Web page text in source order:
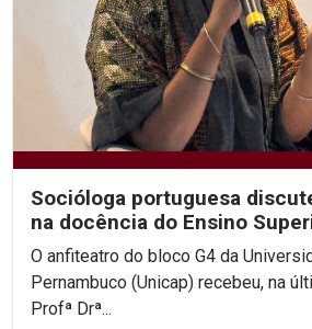
Socióloga portuguesa
na docência do Ensino
O anfiteatro do bloco G4 da
Pernambuco (Unicap) recebeu, na
Profª Drª...